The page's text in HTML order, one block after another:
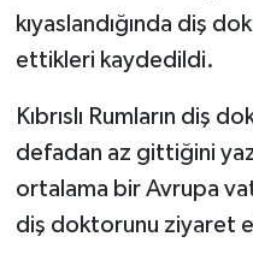
kıyaslandığında diş
ettikleri kaydedildi.
Kıbrıslı Rumların diş
defadan az gittiğini
ortalama bir Avrupa
diş doktorunu ziyaret